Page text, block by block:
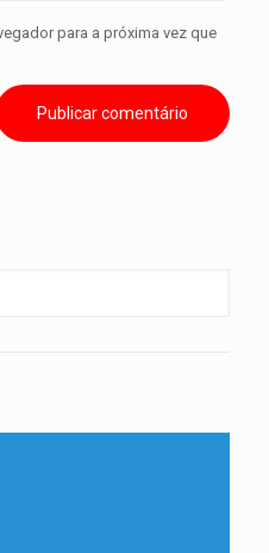
para a próxima vez que